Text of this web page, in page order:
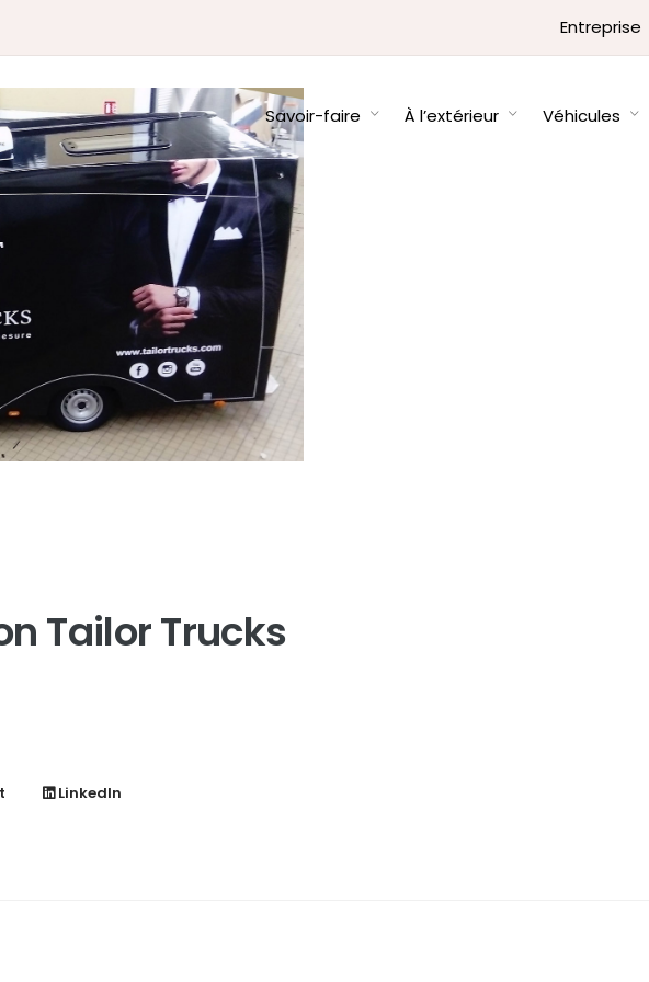
Entreprise
Savoir-faire À l’extérieur Véhicules
Tailor Trucks
LinkedIn